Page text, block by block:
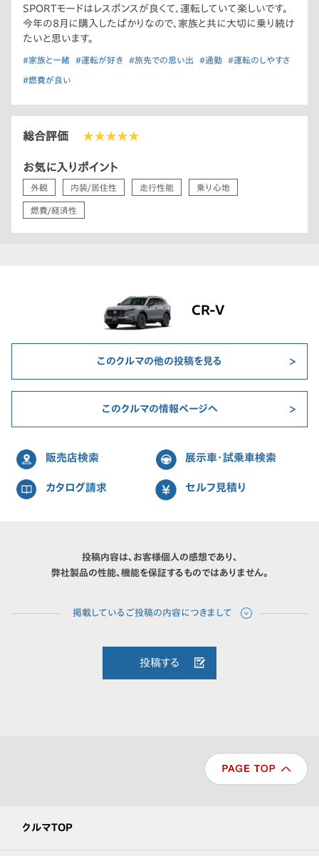
SPORTモードはレスポンスが良くて、運転していて楽しいです。
今年の8月に購入したばかりなので、家族と共に大切に乗り続け
たいと思います。
#家族と一緒 #運転が好き #旅先での思い出 #通勤 #運転のしやすさ
#燃費が良い
総合評価 ★★★★★
お気に入りポイント
外観 内装/居住性 走行性能 乗り心地
燃費/経済性
CR-V
このクルマの他の投稿を見る
このクルマの情報ページへ
販売店検索 展示車・試乗車検索
カタログ請求 セルフ見積り
投稿内容は、お客様個人の感想であり、
弊社製品の性能、機能を保証するものではありません。
投稿する
クルマTOP